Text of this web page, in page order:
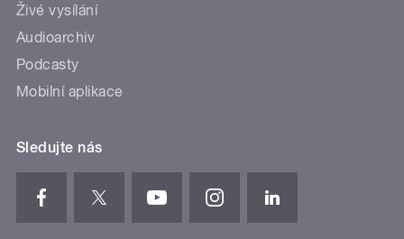
Živé vysílání
Audioarchiv
Podcasty
Mobilní aplikace
Sledujte nás